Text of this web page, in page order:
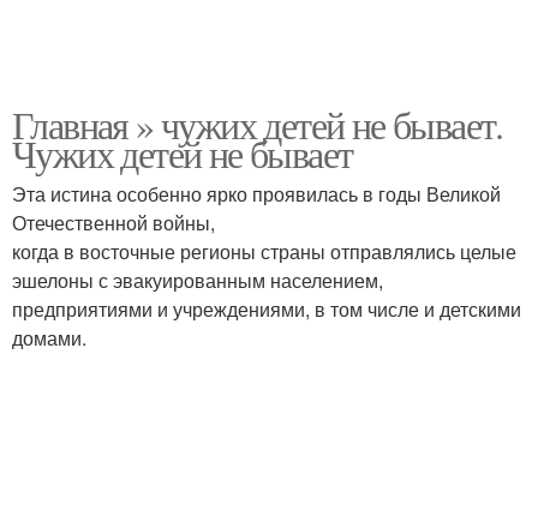
Главная » чужих детей не бывает.
Чужих детей не бывает
Эта истина особенно ярко проявилась в годы Великой
Отечественной войны,
когда в восточные регионы страны отправлялись целые
эшелоны с эвакуированным населением,
предприятиями и учреждениями, в том числе и детскими
домами.